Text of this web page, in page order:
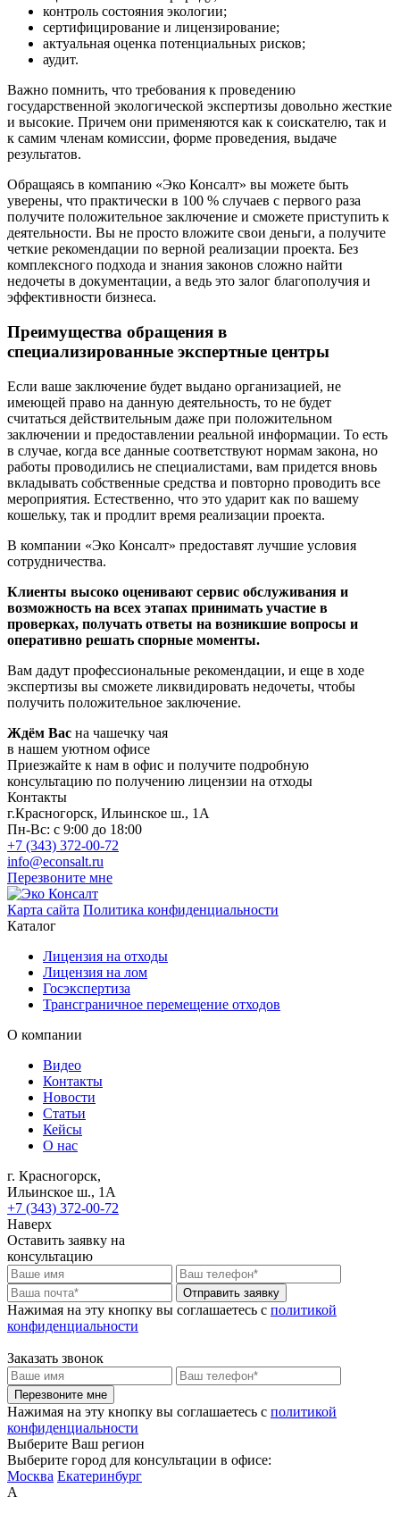
контроль состояния экологии;
сертифицирование и лицензирование;
актуальная оценка потенциальных рисков;
аудит.
Важно помнить, что требования к проведению
государственной экологической экспертизы довольно жесткие
и высокие. Причем они применяются как к соискателю, так и
к самим членам комиссии, форме проведения, выдаче
результатов.
Обращаясь в компанию «Эко Консалт» вы можете быть
уверены, что практически в 100 % случаев с первого раза
получите положительное заключение и сможете приступить к
деятельности. Вы не просто вложите свои деньги, а получите
четкие рекомендации по верной реализации проекта. Без
комплексного подхода и знания законов сложно найти
недочеты в документации, а ведь это залог благополучия и
эффективности бизнеса.
Преимущества обращения в
специализированные экспертные центры
Если ваше заключение будет выдано организацией, не
имеющей право на данную деятельность, то не будет
считаться действительным даже при положительном
заключении и предоставлении реальной информации. То есть
в случае, когда все данные соответствуют нормам закона, но
работы проводились не специалистами, вам придется вновь
вкладывать собственные средства и повторно проводить все
мероприятия. Естественно, что это ударит как по вашему
кошельку, так и продлит время реализации проекта.
В компании «Эко Консалт» предоставят лучшие условия
сотрудничества.
Клиенты высоко оценивают сервис обслуживания и
возможность на всех этапах принимать участие в
проверках, получать ответы на возникшие вопросы и
оперативно решать спорные моменты.
Вам дадут профессиональные рекомендации, и еще в ходе
экспертизы вы сможете ликвидировать недочеты, чтобы
получить положительное заключение.
Ждём Вас на чашечку чая
в нашем уютном офисе
Приезжайте к нам в офис и получите подробную
консультацию по получению лицензии на отходы
Контакты
г.Красногорск, Ильинское ш., 1А
Пн-Вс: с 9:00 до 18:00
+7 (343) 372-00-72
info@econsalt.ru
Перезвоните мне
Карта сайта Политика конфиденциальности
Каталог
Лицензия на отходы
Лицензия на лом
Госэкспертиза
Трансграничное перемещение отходов
О компании
Видео
Контакты
Новости
Статьи
Кейсы
О нас
г. Красногорск,
Ильинское ш., 1А
+7 (343) 372-00-72
Наверх
Оставить заявку на
консультацию
Отправить заявку
Нажимая на эту кнопку вы соглашаетесь c политикой
конфиденциальности
Заказать звонок
Перезвоните мне
Нажимая на эту кнопку вы соглашаетесь c политикой
конфиденциальности
Выберите Ваш регион
Выберите город для консультации в офисе:
Москва Екатеринбург
А